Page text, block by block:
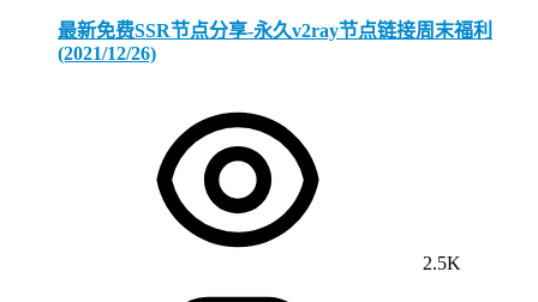
最新免费SSR节点分享-永久v2ray节点链接周末福利
(2021/12/26)
2.5K